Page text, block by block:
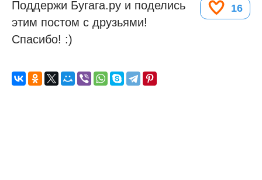
16
Поддержи Бугага.ру и поделись
этим постом с друзьями!
Спасибо! :)